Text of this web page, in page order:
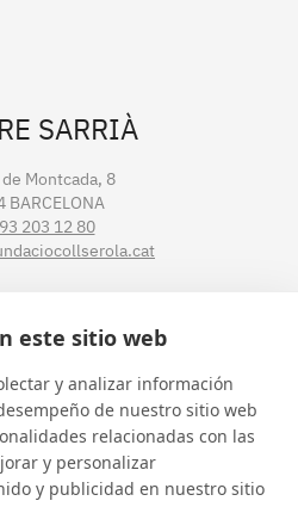
SARRIÀ
Montcada, 8
BARCELONA
93 203 12 80
TIBIDABO
3-5-7
BARCELONA
93 211 89 54
este sitio web
y analizar información
de nuestro sitio web
relacionadas con las
y personalizar
y publicidad en nuestro sitio